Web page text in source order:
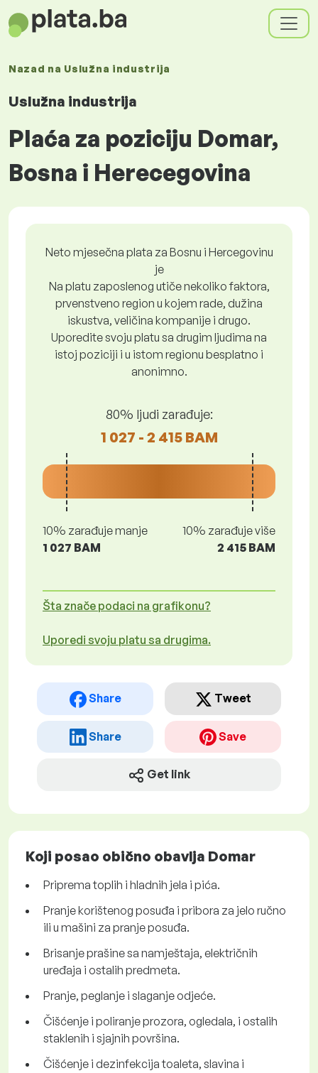
Nazad na Uslužna industrija
Uslužna industrija
Plaća za poziciju Domar,
Bosna i Herecegovina
Neto mjesečna plata za Bosnu i Hercegovinu
je
Na platu zaposlenog utiče nekoliko faktora,
prvenstveno region u kojem rade, dužina
iskustva, veličina kompanije i drugo.
Uporedite svoju platu sa drugim ljudima na
istoj poziciji i u istom regionu besplatno i
anonimno.
80% ljudi zarađuje:
1 027 - 2 415 BAM
10% zarađuje manje
1 027 BAM
10% zarađuje više
2 415 BAM
Šta znače podaci na grafikonu?
Uporedi svoju platu sa drugima.
Share Tweet
Share Save
Get link
Koji posao obično obavlja Domar
Priprema toplih i hladnih jela i pića.
Pranje korištenog posuđa i pribora za jelo ručno
ili u mašini za pranje posuđa.
Brisanje prašine sa namještaja, električnih
uređaja i ostalih predmeta.
Pranje, peglanje i slaganje odjeće.
Čišćenje i poliranje prozora, ogledala, i ostalih
staklenih i sjajnih površina.
Čišćenje i dezinfekcija toaleta, slavina i